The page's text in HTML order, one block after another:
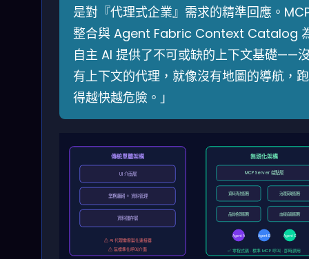
是對『代理式企業』需求的精準回應。
整合與 Agent Fabric Context Catalog
自主 AI 提供了不可或缺的上下文基礎——
有上下文的代理，就像沒有地圖的導航，跑
得越快越危險。」
傳統單體架構
UI 介面層
業務邏輯 + 資料管理
資料儲存層
⚠ AI 代理需客製化連接器
⚠ 無標準化呼叫介面
無頭化架構
MCP Server 端點層
資料清洗服務 治理策略服務
品質檢測服務 血緣追蹤服務
Agent A Agent B Agent C
✅ 零程式碼 · 標準 MCP 呼叫 · 即時調用